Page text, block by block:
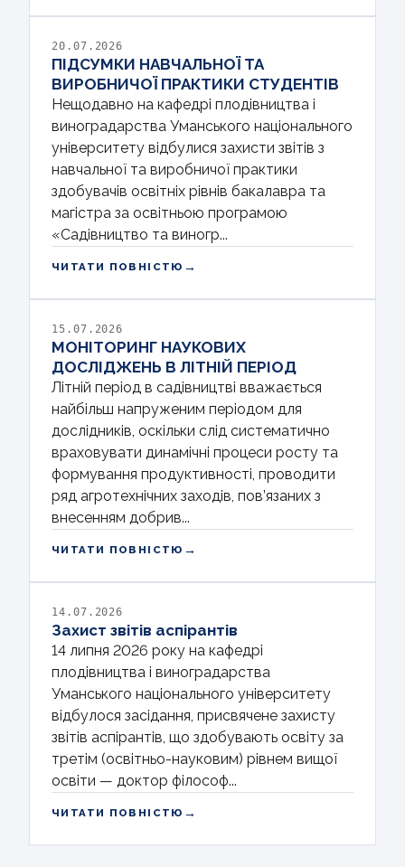
20.07.2026
ПІДСУМКИ НАВЧАЛЬНОЇ ТА
ВИРОБНИЧОЇ ПРАКТИКИ СТУДЕНТІВ
Нещодавно на кафедрі плодівництва і
виноградарства Уманського національного
університету відбулися захисти звітів з
навчальної та виробничої практики
здобувачів освітніх рівнів бакалавра та
магістра за освітньою програмою
«Садівництво та виногр...
ЧИТАТИ ПОВНІСТЮ →
15.07.2026
МОНІТОРИНГ НАУКОВИХ
ДОСЛІДЖЕНЬ В ЛІТНІЙ ПЕРІОД
Літній період в садівництві вважається
найбільш напруженим періодом для
дослідників, оскільки слід систематично
враховувати динамічні процеси росту та
формування продуктивності, проводити
ряд агротехнічних заходів, пов’язаних з
внесенням добрив...
ЧИТАТИ ПОВНІСТЮ →
14.07.2026
Захист звітів аспірантів
14 липня 2026 року на кафедрі
плодівництва і виноградарства
Уманського національного університету
відбулося засідання, присвячене захисту
звітів аспірантів, що здобувають освіту за
третім (освітньо-науковим) рівнем вищої
освіти — доктор філософ...
ЧИТАТИ ПОВНІСТЮ →